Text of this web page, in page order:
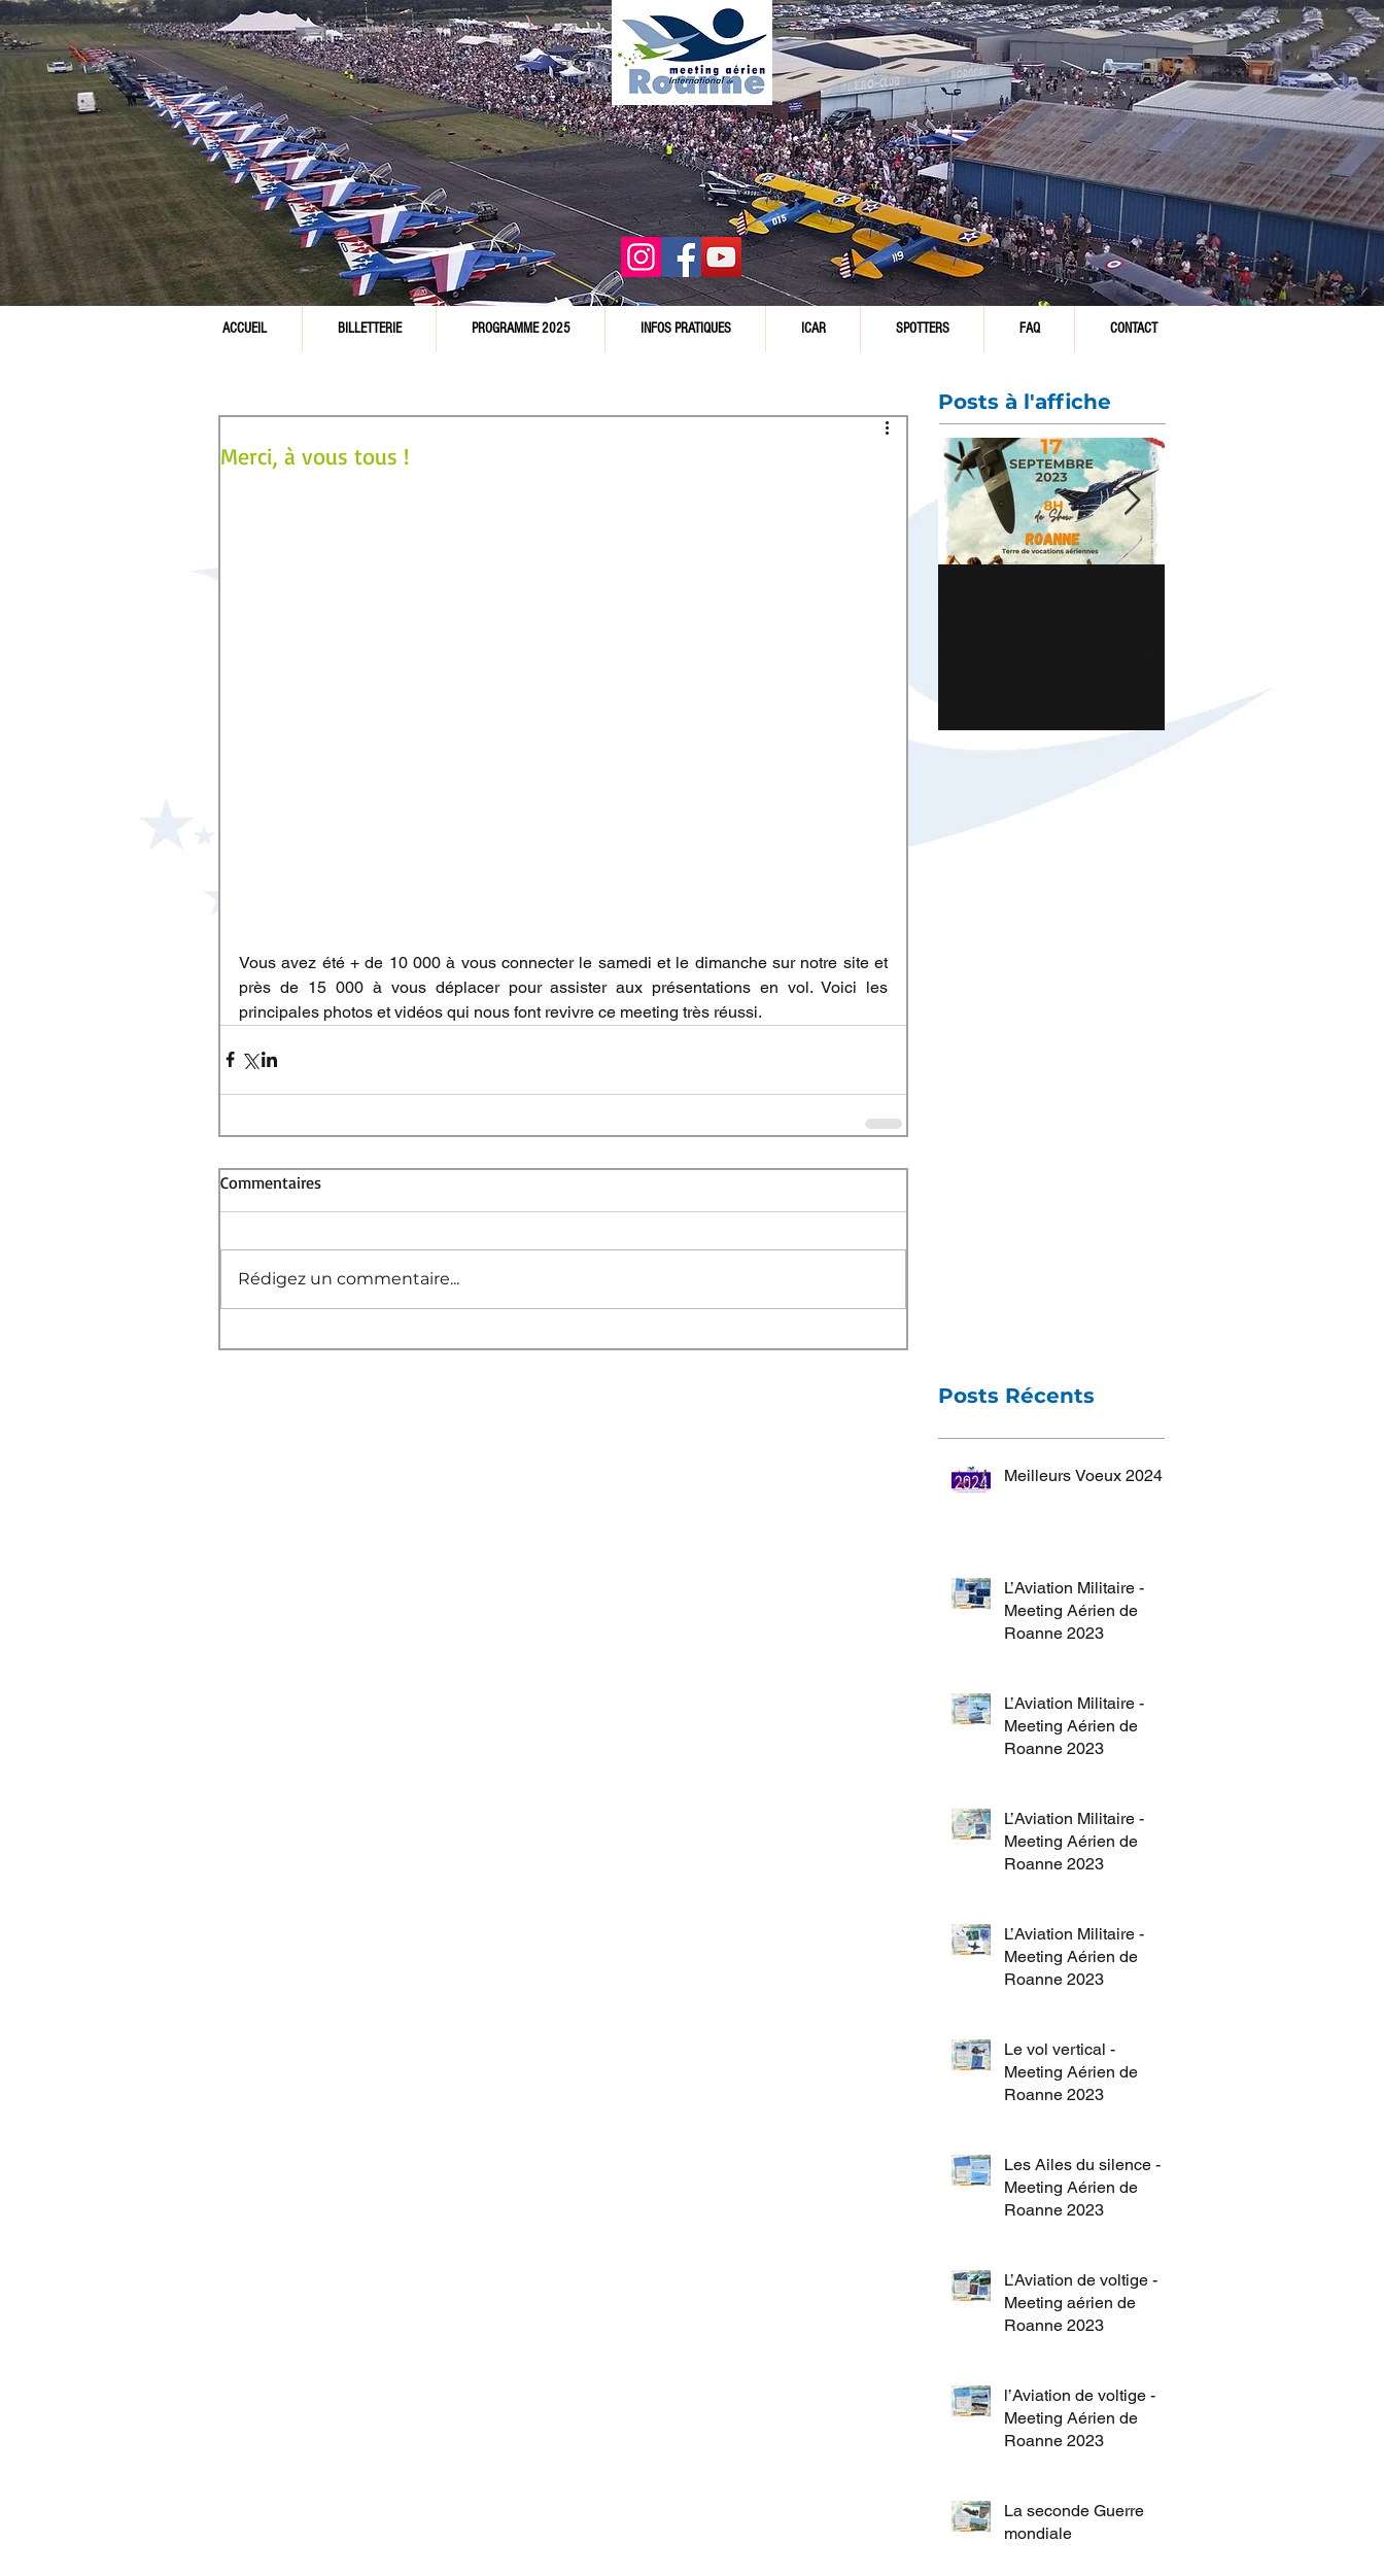
Merci, à vous tous !
Vous avez été + de 10 000 à vous connecter le samedi et le dimanche sur notre site et
près de 15 000 à vous déplacer pour assister aux présentations en vol. Voici les
principales photos et vidéos qui nous font revivre ce meeting très réussi.
Commentaires
Rédigez un commentaire...
Posts à l'affiche
Posts Récents
Meilleurs Voeux 2024
L’Aviation Militaire -
Meeting Aérien de
Roanne 2023
L’Aviation Militaire -
Meeting Aérien de
Roanne 2023
L’Aviation Militaire -
Meeting Aérien de
Roanne 2023
L’Aviation Militaire -
Meeting Aérien de
Roanne 2023
Le vol vertical -
Meeting Aérien de
Roanne 2023
Les Ailes du silence -
Meeting Aérien de
Roanne 2023
L’Aviation de voltige -
Meeting aérien de
Roanne 2023
l’Aviation de voltige -
Meeting Aérien de
Roanne 2023
La seconde Guerre
mondiale
ACCUEIL BILLETTERIE PROGRAMME 2025 INFOS PRATIQUES ICAR SPOTTERS FAQ CONTACT